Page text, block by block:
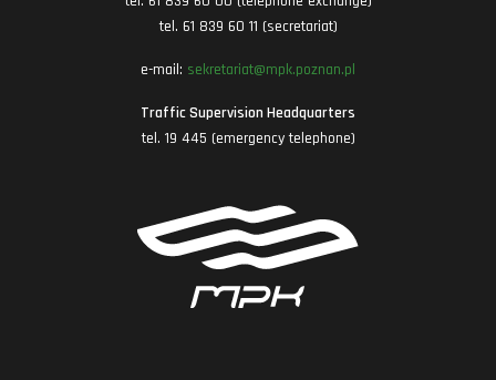
tel. 61 839 60 11 (secretariat)
e-mail: sekretariat@mpk.poznan.pl
Traffic Supervision Headquarters
tel. 19 445 (emergency telephone)